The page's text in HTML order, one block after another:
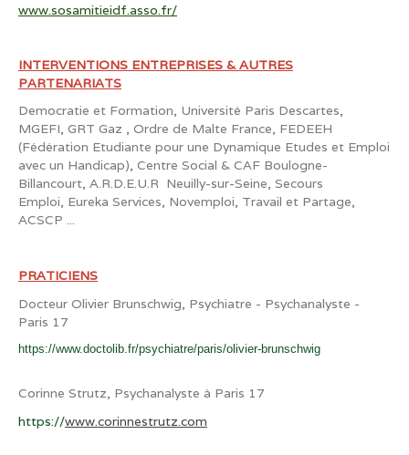
www.sosamitieidf.asso.fr/
INTERVENTIONS ENTREPRISES & AUTRES
PARTENARIATS
Democratie et Formation, Université Paris Descartes,
MGEFI, GRT Gaz , Ordre de Malte France, FEDEEH
(Fédération Etudiante pour une Dynamique Etudes et Emploi
avec un Handicap), Centre Social & CAF Boulogne-
Billancourt, A.R.D.E.U.R Neuilly-sur-Seine, Secours
Emploi, Eureka Services, Novemploi, Travail et Partage,
ACSCP ...
PRATICIENS
Docteur Olivier Brunschwig, Psychiatre - Psychanalyste -
Paris 17
https://www.doctolib.fr/psychiatre/paris/olivier-brunschwig
Corinne Strutz, Psychanalyste à Paris 17
https://www.corinnestrutz.com